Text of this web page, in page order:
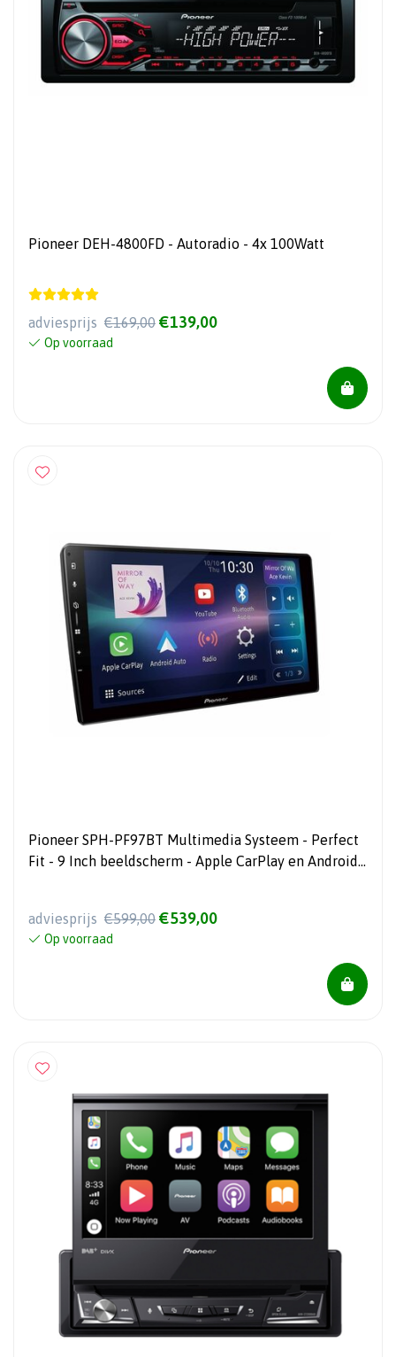
Pioneer DEH-4800FD - Autoradio - 4x 100Watt
adviesprijs €169,00 €139,00
Op voorraad
Pioneer SPH-PF97BT Multimedia Systeem - Perfect
Fit - 9 Inch beeldscherm - Apple CarPlay en Android
adviesprijs €599,00 €539,00
Op voorraad